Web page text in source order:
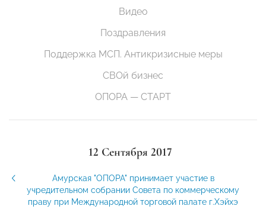
Видео
Поздравления
Поддержка МСП. Антикризисные меры
СВОй бизнес
ОПОРА — СТАРТ
12 Сентября 2017
Амурская "ОПОРА" принимает участие в
учредительном собрании Совета по коммерческому
праву при Международной торговой палате г.Хэйхэ